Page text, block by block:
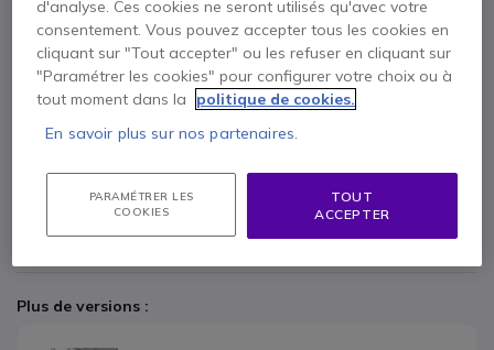
exceptionnel et affichage précis
Luminosité de 600 nits et gamme P3 : compatible avec 1
milliard de couleurs
Caméra 12 MP avec cadrage automatique et vue en plongée
Audio et voix intégrés : 6 haut-parleurs haute fidélité et 3
microphones de qualité studio
accessoires
Support à inclinaison réglable de -5° à +25°
Afficher plus
Livré avec
1 X Écran Apple Studio Display avec verre nanotexturé
1 X Câble Thunderbolt 5 Pro (1 m)
1 X Chiffon de nettoyage
Documentation
Plus de versions :
d'analyse. Ces cookies ne seront utilisés qu'avec votre
consentement. Vous pouvez accepter tous les cookies en
cliquant sur "Tout accepter" ou les refuser en cliquant sur
"Paramétrer les cookies" pour configurer votre choix ou à
tout moment dans la
politique de cookies.
En savoir plus sur nos partenaires.
PARAMÉTRER LES
COOKIES
TOUT
ACCEPTER